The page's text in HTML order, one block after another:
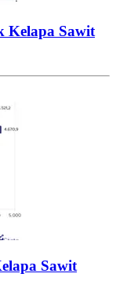
Kelapa Sawit
Sawit